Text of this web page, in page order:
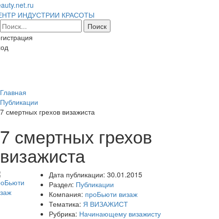
ИНДУСТРИИ КРАСОТЫ
Главная
Публикации
7 смертных грехов визажиста
7 смертных грехов
визажиста
Дата публикации: 30.01.2015
Раздел: Публикации
Компания: проБьюти визаж
Тематика: Я ВИЗАЖИСТ
Рубрика: Начинающему визажисту